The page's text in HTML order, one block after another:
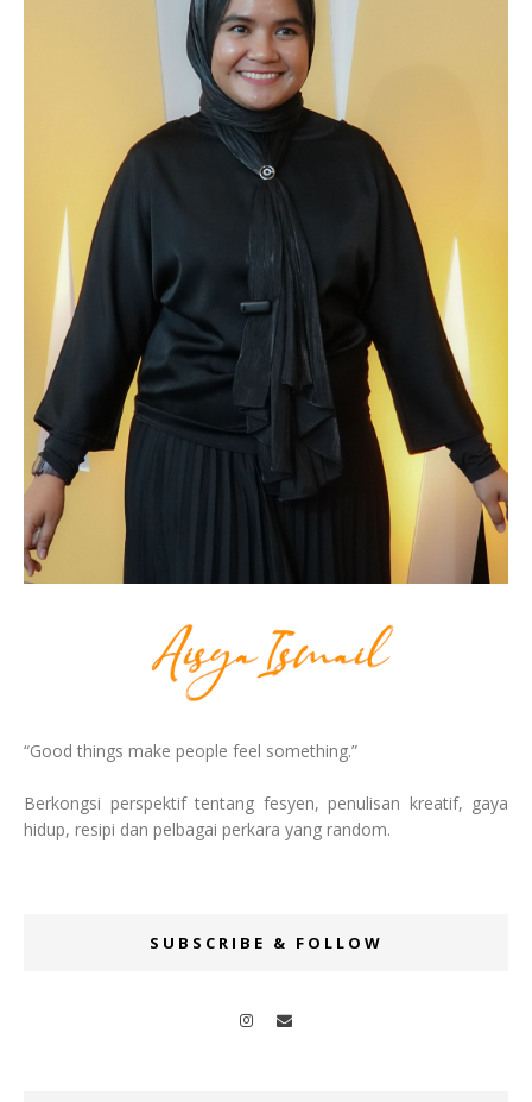
“Good things make people feel something.”
Berkongsi perspektif tentang fesyen, penulisan kreatif, gaya
hidup, resipi dan pelbagai perkara yang random.
SUBSCRIBE & FOLLOW